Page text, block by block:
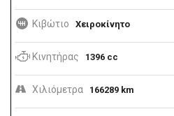
Κιβώτιο Χειροκίνητο
Κινητήρας 1396 cc
Χιλιόμετρα 166289 km